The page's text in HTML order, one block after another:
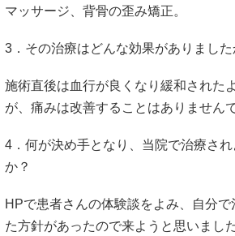
マッサージ、背骨の歪み矯正。
3．その治療はどんな効果がありました
施術直後は血行が良くなり緩和された
が、痛みは改善することはありません
4．何が決め手となり、当院で治療さ
か？
HPで患者さんの体験談をよみ、自分
た方針があったので来ようと思いまし